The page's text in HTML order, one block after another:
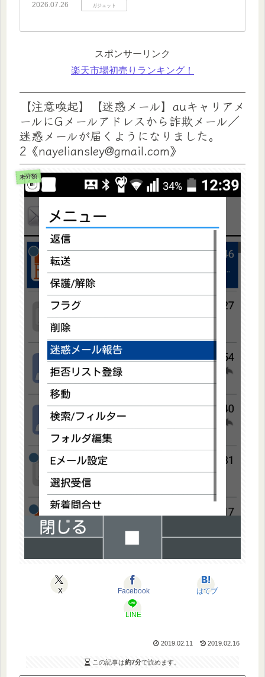
2026.07.26 ガジェット
スポンサーリンク
楽天市場初売りランキング！
【注意喚起】【迷惑メール】auキャリアメ
ールにGメールアドレスから詐欺メール／
迷惑メールが届くようになりました。
2《nayeliansley@gmail.com》
未分類
X Facebook はてブ
LINE
2019.02.11 2019.02.16
この記事は約7分で読めます。